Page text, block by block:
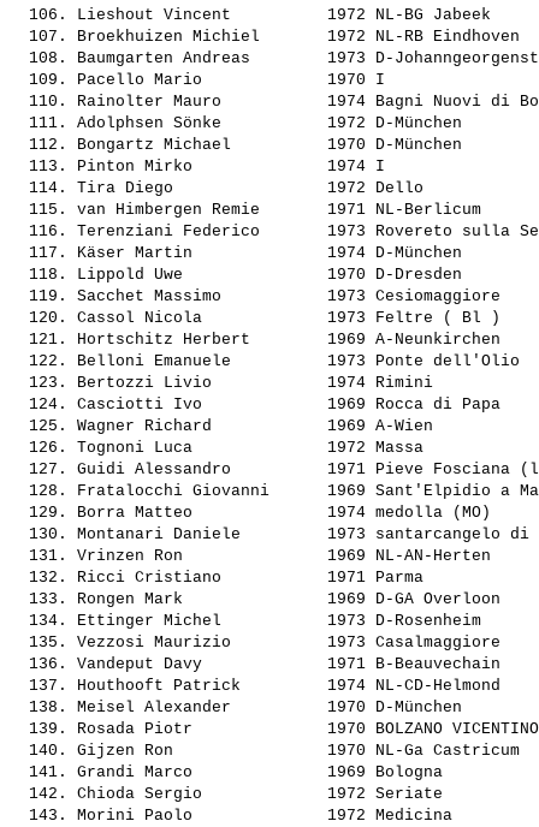
  106.
Lieshout Vincent
1972 NL-BG
  107.
Broekhuizen Michiel
1972 NL-RB
  108.
Baumgarten Andreas
1973 D-
  109.
Pacello Mario
1970 I
  110.
Rainolter Mauro
1974 Bagni Nuovi di
  111.
Adolphsen Sönke
1972 D-München
  112.
Bongartz Michael
1970 D-München
  113.
Pinton Mirko
1974 I
  114.
Tira Diego
1972 Dello
  115.
van Himbergen Remie
1971 NL-Berlicum
  116.
Terenziani Federico
1973 Rovereto sulla
  117.
Käser Martin
1974 D-München
  118.
Lippold Uwe
1970 D-Dresden
  119.
Sacchet Massimo
1973
  120.
Cassol Nicola
1973 Feltre ( Bl )
  121.
Hortschitz Herbert
1969 A-Neunkirchen
  122.
Belloni Emanuele
1973 Ponte dell'Olio
  123.
Bertozzi Livio
1974 Rimini
  124.
Casciotti Ivo
1969 Rocca di Papa
  125.
Wagner Richard
1969 A-Wien
  126.
Tognoni Luca
1972 Massa
  127.
Guidi Alessandro
1971 Pieve
  128.
Fratalocchi Giovanni
1969 Sant'Elpidio a
  129.
Borra Matteo
1974 medolla (MO)
  130.
Montanari Daniele
1973 santarcangelo
  131.
Vrinzen Ron
1969 NL-AN-Herten
  132.
Ricci Cristiano
1971 Parma
  133.
Rongen Mark
1969 D-GA
  134.
Ettinger Michel
1973 D-Rosenheim
  135.
Vezzosi Maurizio
1973
  136.
Vandeput Davy
1971 B-
  137.
Houthooft Patrick
1974 NL-CD-
  138.
Meisel Alexander
1970 D-München
  139.
Rosada Piotr
1970 BOLZANO
  140.
Gijzen Ron
1970 NL-Ga
  141.
Grandi Marco
1969 Bologna
  142.
Chioda Sergio
1972 Seriate
  143.
Morini Paolo 1972 Medicina